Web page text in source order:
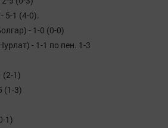
1 (4-0).
- 1-0 (0-0)
- 1-1 по пен. 1-3
1)
3)
1)